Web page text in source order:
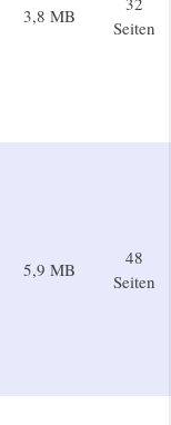
3,8 MB
Seiten
5,9 MB
48
Seiten